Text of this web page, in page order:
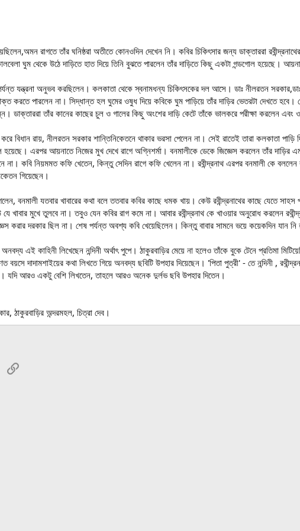
রাগতে তাঁর ঘনিষ্ঠরা অতীতে কোনওদিন দেখেন নি। কবির চিকিৎসার জন্য ডাক্তাররা
ঘুম থেকে উঠে দাড়িতে হাত দিয়ে তিনি বুঝতে পারলেন তাঁর দাড়িতে কিছু একটা গন্ডগোল হয়েছে।
পর্যন্ত যন্ত্রনা অনুভব করছিলেন। কলকাতা থেকে স্বনামধন্য চিকিৎসকের দল আসে। ডাঃ নীলরতন সরকার,ডাঃ
করতে পারলেন না। সিদ্ধান্ত হল ঘুমের ওষুধ দিয়ে কবিকে ঘুম পাড়িয়ে তাঁর দাড়ির ভেতরটা দেখতে হবে।
ডাক্তাররা তাঁর কানের কাছের চুল ও গালের কিছু অংশের দাড়ি কেটে তাঁকে ভালকরে পরীক্ষা করলেন
করে বিধান রায়, নীলরতন সরকার শান্তিনিকেতনে থাকার ভরসা পেলেন না। সেই রাতেই তারা কলকাতা
এরপর আয়নাতে নিজের মুখ দেখে রাগে অগ্নিশর্মা। বনমালীকে ডেকে জিজ্ঞেস করলেন তাঁর দাড়ির
না। কবি নিয়মমত কফি খেতেন, কিন্তু সেদিন রাগে কফি খেলেন না। রবীন্দ্রনাথ এরপর বনমালী কে
গিয়েছেন।
বনমালী যতবার খাবারের কথা বলে ততবার কবির কাছে ধমক খায়। কেউ রবীন্দ্রনাথের কাছে যেতে
খাবার মুখে তুলবে না। তবুও যেন কবির রাগ কমে না। আবার রবীন্দ্রনাথ কে খাওয়ার অনুরোধ করলেন
করার দরকার ছিল না। শেষ পর্যন্ত অবশ্য কবি খেয়েছিলেন। কিন্তু বাবার সামনে ভয়ে কয়েকদিন যান নি
এই কাহিনী লিখেছেন নন্দিনী অর্থাৎ পুপে। ঠাকুরবাড়ির মেয়ে না হলেও তাঁকে বুকে টেনে প্রতিমা
বয়সে দাদামশাইয়ের কথা লিখতে গিয়ে অনবদ্য ছবিটি উপহার দিয়েছেন। 'পিতা পুত্রী' - তে নন্দিনী ,
যদি আরও একটু বেশি লিখতেন, তাহলে আরও অনেক দুর্লভ ছবি উপহার দিতেন।
ঠাকুরবাড়ির অন্দরমহল, চিত্রা দেব।
Link